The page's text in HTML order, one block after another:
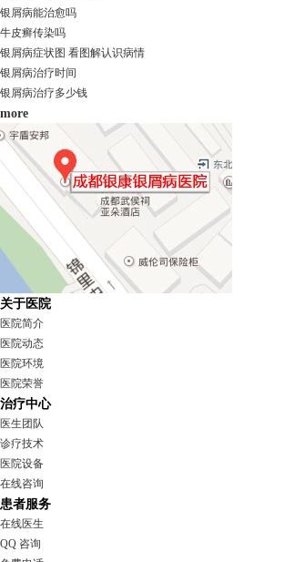
银屑病能治愈吗
牛皮癣传染吗
银屑病症状图 看图解认识病情
银屑病治疗时间
银屑病治疗多少钱
more
关于医院
医院简介
医院动态
医院环境
医院荣誉
治疗中心
医生团队
诊疗技术
医院设备
在线咨询
患者服务
在线医生
QQ 咨询